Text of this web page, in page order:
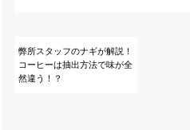
弊所スタッフのナギが解説！
コーヒーは抽出方法で味が全
然違う！？